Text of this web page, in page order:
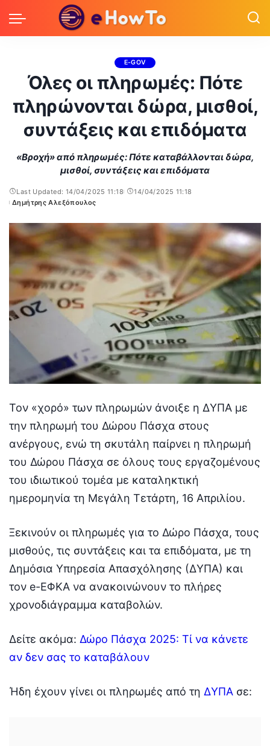
E-GOV
Όλες οι πληρωμές: Πότε
πληρώνονται δώρα, μισθοί,
συντάξεις και επιδόματα
«Βροχή» από πληρωμές: Πότε καταβάλλονται δώρα,
μισθοί, συντάξεις και επιδόματα
Last Updated: 14/04/2025 11:18
14/04/2025 11:18
Posted
Δημήτρης Αλεξόπουλος
Τον «χορό» των πληρωμών άνοιξε η ΔΥΠΑ με
την πληρωμή του Δώρου Πάσχα στους
ανέργους, ενώ τη σκυτάλη παίρνει η πληρωμή
του Δώρου Πάσχα σε όλους τους εργαζομένους
του ιδιωτικού τομέα με καταληκτική
ημερομηνία τη Μεγάλη Τετάρτη, 16 Απριλίου.
Ξεκινούν οι πληρωμές για το Δώρο Πάσχα, τους
μισθούς, τις συντάξεις και τα επιδόματα, με τη
Δημόσια Υπηρεσία Απασχόλησης (ΔΥΠΑ) και
τον e-ΕΦΚΑ να ανακοινώνουν το πλήρες
χρονοδιάγραμμα καταβολών.
Δείτε ακόμα: Δώρο Πάσχα 2025: Τί να κάνετε
αν δεν σας το καταβάλουν
Ήδη έχουν γίνει οι πληρωμές από τη ΔΥΠΑ σε: